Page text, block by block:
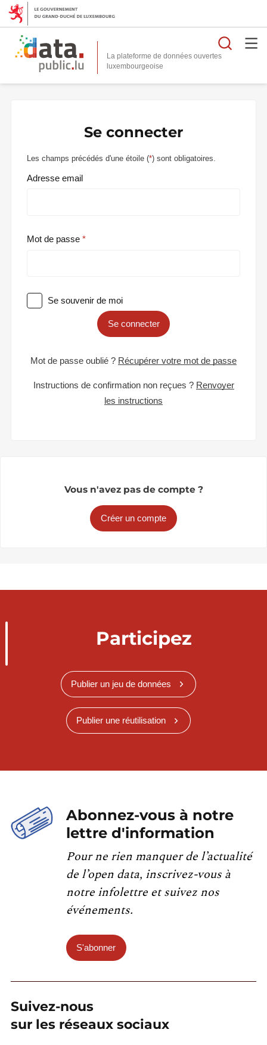
La plateforme de données ouvertes
Se connecter
Les champs précédés d'une étoile (*) sont obligatoires.
Adresse email
Mot de passe
Se souvenir de moi
Se connecter
Mot de passe oublié ? Récupérer votre mot de passe
Instructions de confirmation non reçues ? Renvoyer
les instructions
Vous n'avez pas de compte ?
Créer un compte
Participez
Publier un jeu de données
Publier une réutilisation
Abonnez-vous à notre
lettre d'information
Pour ne rien manquer de l’actualité
de l’open data, inscrivez-vous à
notre infolettre et suivez nos
événements.
S'abonner
Suivez-nous
sur les réseaux sociaux